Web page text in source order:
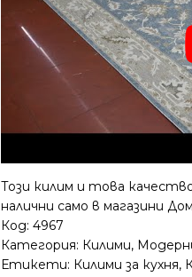
Този килим и това
налични само в магазини
Код:4967
Категория: Килими,
Етикети: Килими за кухня,